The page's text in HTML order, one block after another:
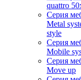
quattro
Серия
Metal
style
Серия
Mobile
Серия
Move up